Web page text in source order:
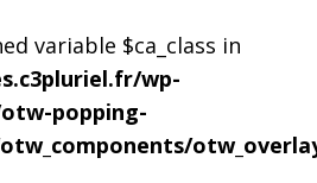
variable $ca_class in
wp-
popping-